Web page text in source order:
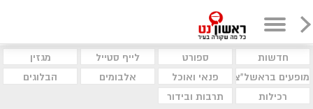
חדשות ספורט לייף סטייל
מגזין
מופעים בראשל"צ
פנאי ואוכל אלבומים
הבלוגים
רכילות
תרבות ובידור